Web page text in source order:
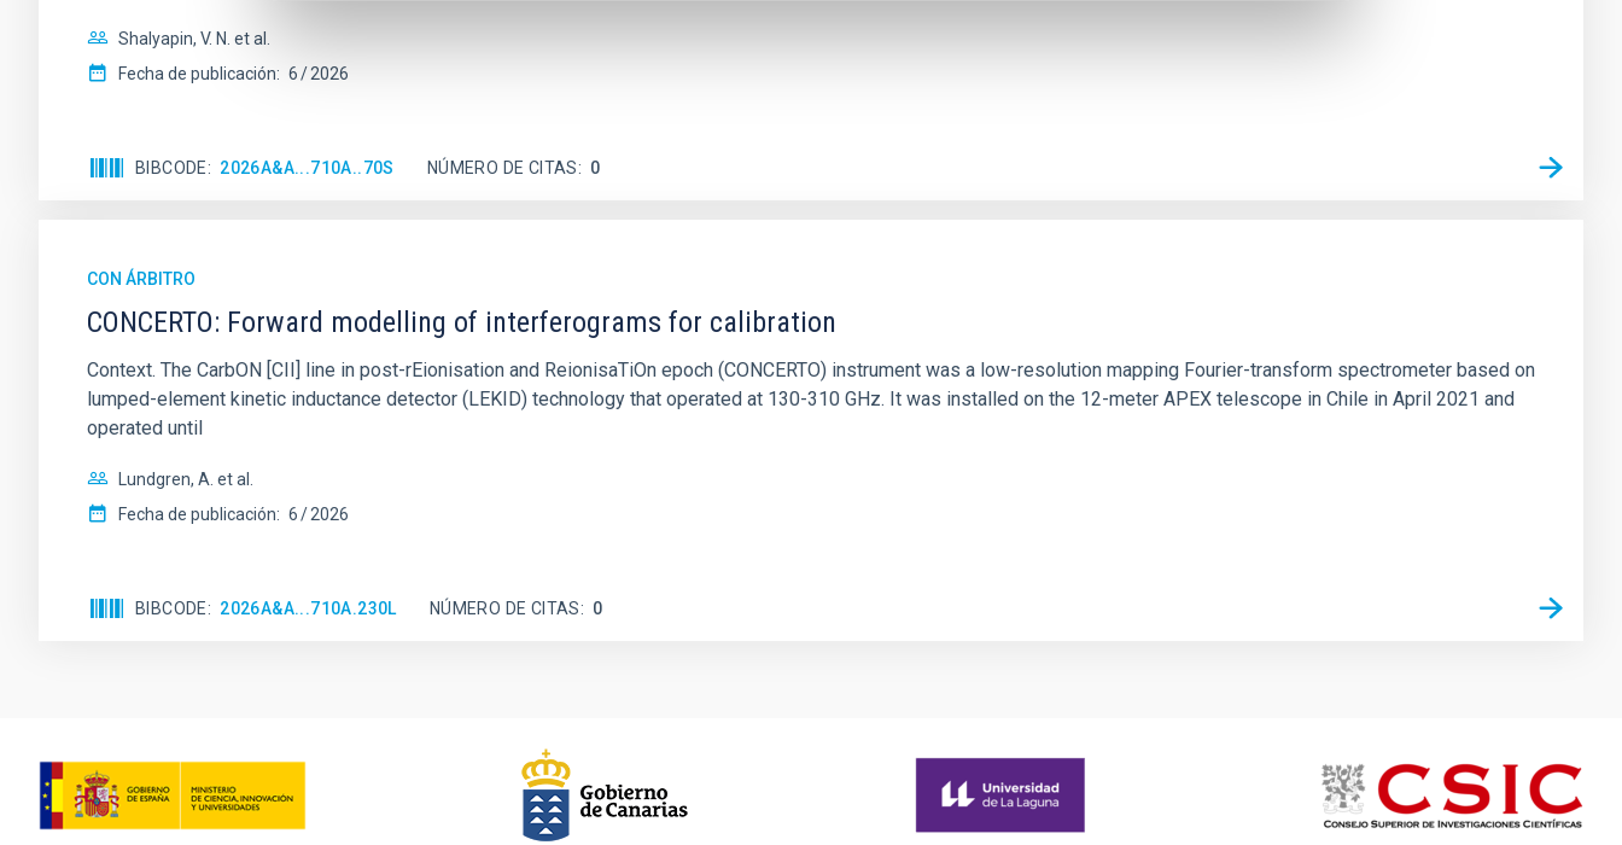
Shalyapin, V. N. et al.
Fecha de publicación: 6 2026
BIBCODE 2026A&A...710A..70S NÚMERO DE CITAS 0
CON ÁRBITRO
CONCERTO: Forward modelling of interferograms for calibration
Context. The CarbON [CII] line in post-rEionisation and ReionisaTiOn epoch (CONCERTO) instrument was a low-resolution mapping Fourier-transform spectrometer based on
lumped-element kinetic inductance detector (LEKID) technology that operated at 130-310 GHz. It was installed on the 12-meter APEX telescope in Chile in April 2021 and
operated until
Lundgren, A. et al.
Fecha de publicación: 6 2026
BIBCODE 2026A&A...710A.230L NÚMERO DE CITAS 0